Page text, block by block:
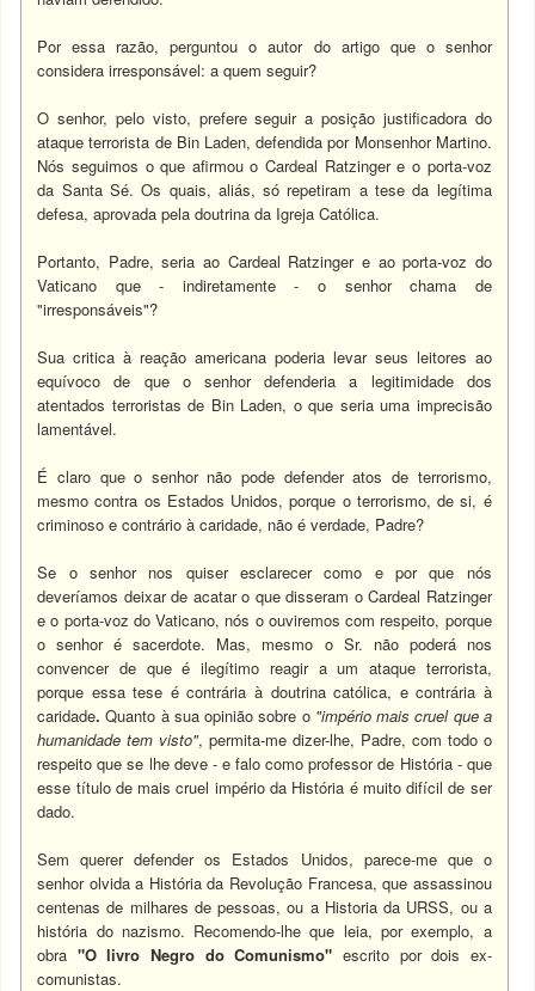
Por essa razão, perguntou o autor do artigo que o senhor
considera irresponsável: a quem seguir?
O senhor, pelo visto, prefere seguir a posição justificadora do
ataque terrorista de Bin Laden, defendida por Monsenhor Martino.
Nós seguimos o que afirmou o Cardeal Ratzinger e o porta-voz
da Santa Sé. Os quais, aliás, só repetiram a tese da legítima
defesa, aprovada pela doutrina da Igreja Católica.
Portanto, Padre, seria ao Cardeal Ratzinger e ao porta-voz do
Vaticano que - indiretamente - o senhor chama de
"irresponsáveis"?
Sua critica à reação americana poderia levar seus leitores ao
equívoco de que o senhor defenderia a legitimidade dos
atentados terroristas de Bin Laden, o que seria uma imprecisão
lamentável.
É claro que o senhor não pode defender atos de terrorismo,
mesmo contra os Estados Unidos, porque o terrorismo, de si, é
criminoso e contrário à caridade, não é verdade, Padre?
Se o senhor nos quiser esclarecer como e por que nós
deveríamos deixar de acatar o que disseram o Cardeal Ratzinger
e o porta-voz do Vaticano, nós o ouviremos com respeito, porque
o senhor é sacerdote. Mas, mesmo o Sr. não poderá nos
convencer de que é ilegítimo reagir a um ataque terrorista,
porque essa tese é contrária à doutrina católica, e contrária à
caridade. Quanto à sua opinião sobre o "império mais cruel que a
humanidade tem visto", permita-me dizer-lhe, Padre, com todo o
respeito que se lhe deve - e falo como professor de História - que
esse título de mais cruel império da História é muito difícil de ser
dado.
Sem querer defender os Estados Unidos, parece-me que o
senhor olvida a História da Revolução Francesa, que assassinou
centenas de milhares de pessoas, ou a Historia da URSS, ou a
história do nazismo. Recomendo-lhe que leia, por exemplo, a
obra "O livro Negro do Comunismo" escrito por dois ex-
comunistas.